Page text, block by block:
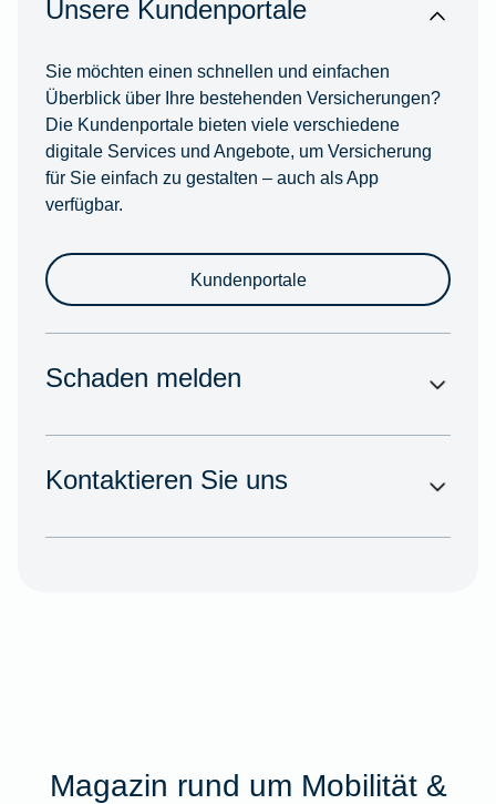
Unsere Kundenportale
Sie möchten einen schnellen und einfachen
Überblick über Ihre bestehenden Versicherungen?
Die Kundenportale bieten viele verschiedene
digitale Services und Angebote, um Versicherung
für Sie einfach zu gestalten – auch als App
verfügbar.
Kundenportale
Schaden melden
Kontaktieren Sie uns
Magazin rund um Mobilität &